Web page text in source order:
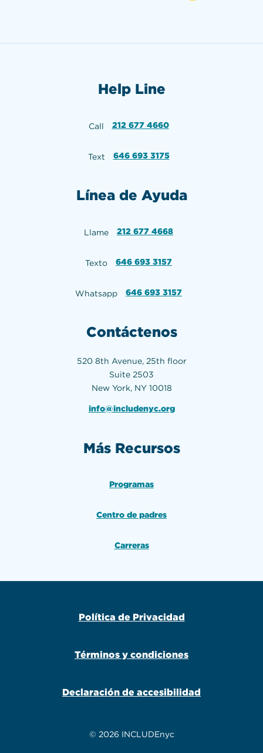
Help Line
Call 212 677 4660
Text 646 693 3175
Línea de Ayuda
Llame 212 677 4668
Texto 646 693 3157
Whatsapp 646 693 3157
Contáctenos
520 8th Avenue, 25th floor
Suite 2503
New York, NY 10018
info@includenyc.org
Más Recursos
Programas
Centro de padres
Carreras
© 2026 INCLUDEnyc
Política de Privacidad
Términos y condiciones
Declaración de accesibilidad